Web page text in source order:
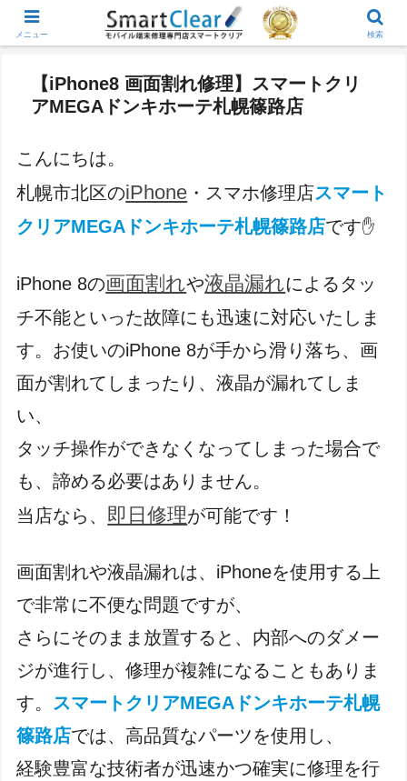
【iPhone8 画面割れ修理】スマートクリ
アMEGAドンキホーテ札幌篠路店
こんにちは。
札幌市北区のiPhone ・スマホ修理店スマート
クリアMEGAドンキホーテ札幌篠路店です✋
iPhone 8の画面割れや液晶漏れによるタッ
チ不能といった故障にも迅速に対応いたしま
す。お使いのiPhone 8が手から滑り落ち、画
面が割れてしまったり、液晶が漏れてしま
い、
タッチ操作ができなくなってしまった場合で
も、諦める必要はありません。
当店なら、 即日修理が可能です！
画面割れや液晶漏れは、iPhoneを使用する上
で非常に不便な問題ですが、
さらにそのまま放置すると、内部へのダメー
ジが進行し、修理が複雑になることもありま
す。 スマートクリアMEGAドンキホーテ札幌
篠路店では、高品質なパーツを使用し、
経験豊富な技術者が迅速かつ確実に修理を行
メニュー 検索